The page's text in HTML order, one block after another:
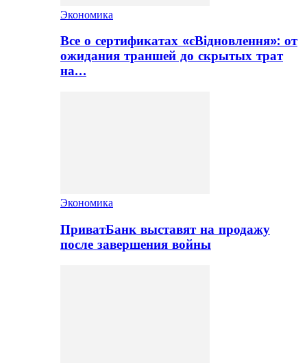
Экономика
Все о сертификатах «єВідновлення»: от
ожидания траншей до скрытых трат
на…
Экономика
ПриватБанк выставят на продажу
после завершения войны